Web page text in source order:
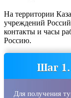
На территории
учреждений
контакты и часы
Россию.
Шаг
Для получения